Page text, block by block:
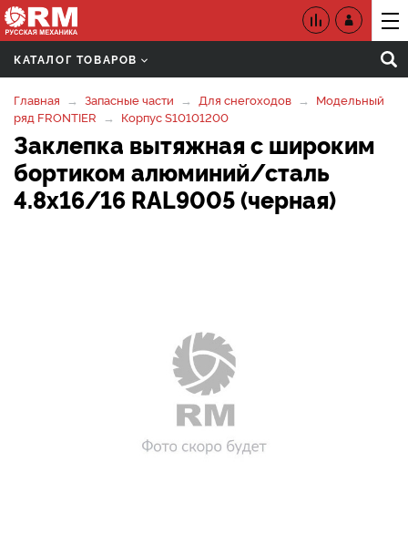
КАТАЛОГ ТОВАРОВ
Главная Запасные части Для снегоходов
Модельный
ряд FRONTIER
Корпус S10101200
Заклепка вытяжная с широким
бортиком алюминий/сталь
4.8х16/16 RAL9005 (черная)